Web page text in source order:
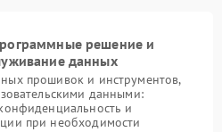
решение и
данных
прошивок и инструментов,
данными:
и
при необходимости